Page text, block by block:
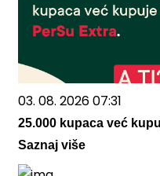
03. 08. 2026 07:31
25.000 kupaca već
Saznaj više